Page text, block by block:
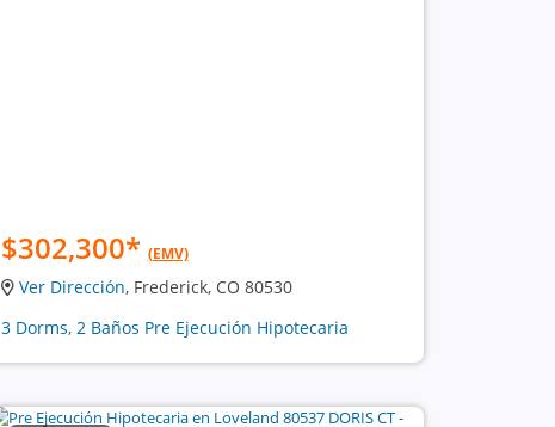
$302,300* (EMV)
Ver Dirección, Frederick, CO 80530
3 Dorms, 2 Baños Pre Ejecución Hipotecaria